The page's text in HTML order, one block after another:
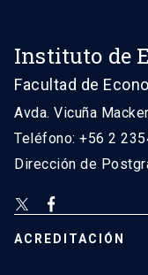
Instituto de
Facultad de
Avda. Vicuña
Teléfono: +56 2
Dirección de
ACREDITACIÓN